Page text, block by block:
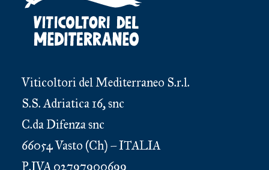
Viticoltori del Mediterraneo S.r.l.
S.S. Adriatica 16, snc
C.da Difenza snc
66054 Vasto (Ch) – ITALIA
P.IVA 02797900699